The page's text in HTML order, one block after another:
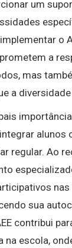
um
o
a
mas
a
alunos
regular. Ao
sua
contribui
na escola,